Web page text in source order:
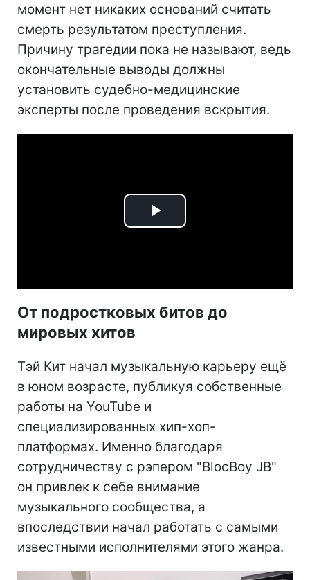
момент нет никаких оснований считать
смерть результатом преступления.
Причину трагедии пока не называют, ведь
окончательные выводы должны
установить судебно-медицинские
эксперты после проведения вскрытия.
Play
От подростковых битов до
мировых хитов
Тэй Кит начал музыкальную карьеру ещё
в юном возрасте, публикуя собственные
работы на YouTube и
специализированных хип-хоп-
платформах. Именно благодаря
сотрудничеству с рэпером "BlocBoy JB"
он привлек к себе внимание
музыкального сообщества, а
впоследствии начал работать с самыми
известными исполнителями этого жанра.